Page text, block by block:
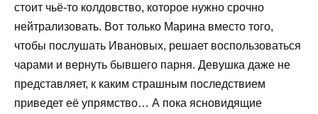
стоит чьё-то колдовство, которое нужно срочно
нейтрализовать. Вот только Марина вместо того,
чтобы послушать Ивановых, решает воспользоваться
чарами и вернуть бывшего парня. Девушка даже не
представляет, к каким страшным последствием
приведет её упрямство… А пока ясновидящие